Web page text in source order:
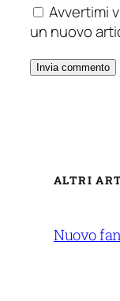
Avvertimi
un nuovo
ALTRI
Nuovo